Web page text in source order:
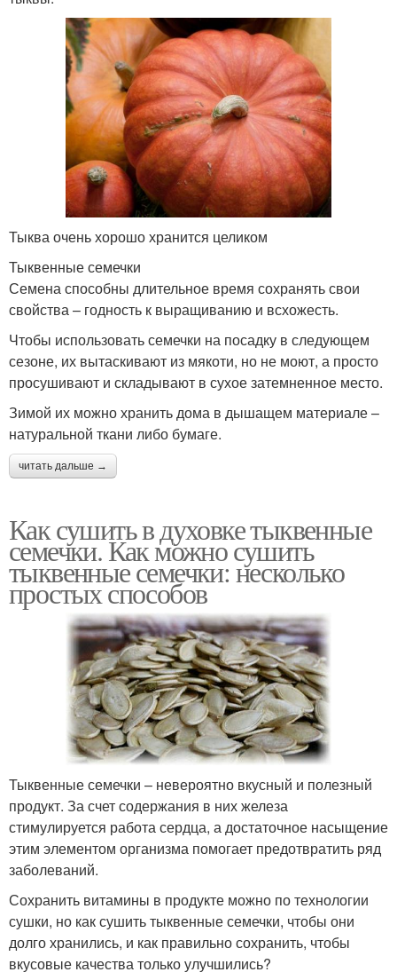
Тыква очень хорошо хранится целиком
Тыквенные семечки
Семена способны длительное время сохранять свои
свойства – годность к выращиванию и всхожесть.
Чтобы использовать семечки на посадку в следующем
сезоне, их вытаскивают из мякоти, но не моют, а просто
просушивают и складывают в сухое затемненное место.
Зимой их можно хранить дома в дышащем материале –
натуральной ткани либо бумаге.
читать дальше →
Как сушить в духовке тыквенные
семечки. Как можно сушить
тыквенные семечки: несколько
простых способов
Тыквенные семечки – невероятно вкусный и полезный
продукт. За счет содержания в них железа
стимулируется работа сердца, а достаточное насыщение
этим элементом организма помогает предотвратить ряд
заболеваний.
Сохранить витамины в продукте можно по технологии
сушки, но как сушить тыквенные семечки, чтобы они
долго хранились, и как правильно сохранить, чтобы
вкусовые качества только улучшились?